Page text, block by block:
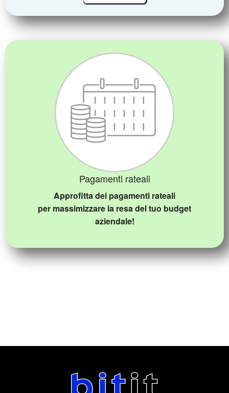
Pagamenti rateali
Approfitta dei pagamenti rateali
per massimizzare la resa del tuo budget
aziendale!